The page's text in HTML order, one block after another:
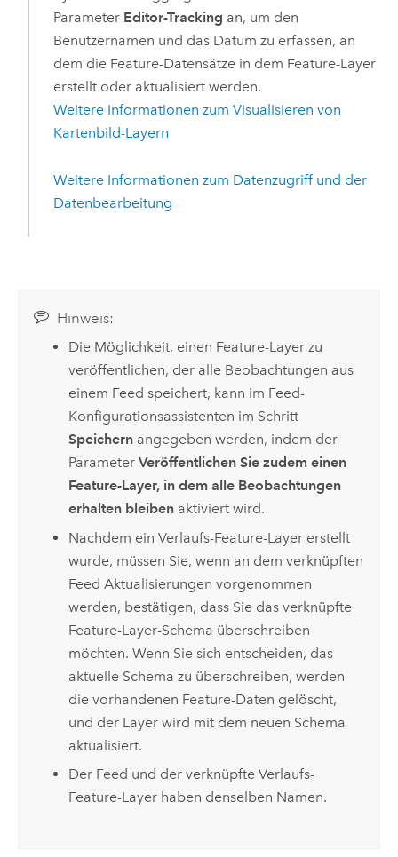
Parameter Editor-Tracking an, um den
Benutzernamen und das Datum zu erfassen, an
dem die Feature-Datensätze in dem Feature-Layer
erstellt oder aktualisiert werden.
Weitere Informationen zum Visualisieren von
Kartenbild-Layern
Weitere Informationen zum Datenzugriff und der
Datenbearbeitung
Hinweis:
Die Möglichkeit, einen Feature-Layer zu
veröffentlichen, der alle Beobachtungen aus
einem Feed speichert, kann im Feed-
Konfigurationsassistenten im Schritt
Speichernangegeben werden, indem der
Parameter Veröffentlichen Sie zudem einen
Feature-Layer, in dem alle Beobachtungen
erhalten bleibenaktiviert wird.
Nachdem ein Verlaufs-Feature-Layer erstellt
wurde, müssen Sie, wenn an dem verknüpften
Feed Aktualisierungen vorgenommen
werden, bestätigen, dass Sie das verknüpfte
Feature-Layer-Schema überschreiben
möchten. Wenn Sie sich entscheiden, das
aktuelle Schema zu überschreiben, werden
die vorhandenen Feature-Daten gelöscht,
und der Layer wird mit dem neuen Schema
aktualisiert.
Der Feed und der verknüpfte Verlaufs-
Feature-Layer haben denselben Namen.